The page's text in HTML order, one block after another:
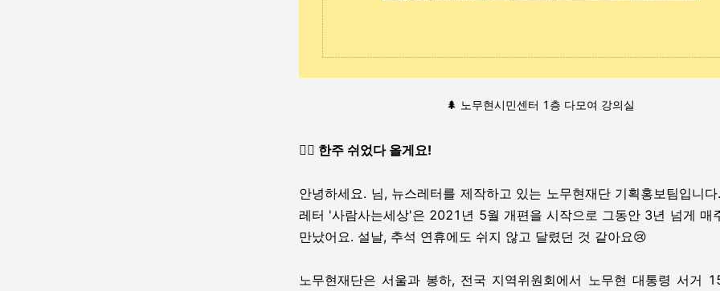
🌲 노무현시민센터 1층 다모여 강의실
🧘‍♂ 한주 쉬었다 올게요!
안녕하세요. 님, 뉴스레터를 제작하고 있는 노무현재단 기획홍보팀입니
레터 '사람사는세상'은 2021년 5월 개편을 시작으로 그동안 3년 넘게 매
만났어요. 설날, 추석 연휴에도 쉬지 않고 달렸던 것 같아요😢
노무현재단은 서울과 봉하, 전국 지역위원회에서 노무현 대통령 서거